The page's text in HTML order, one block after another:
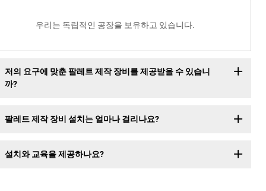
우리는 독립적인 공장을 보유하고 있습니다.
저의 요구에 맞춘 팔레트 제작 장비를 제공받을 수 있습니
까?
팔레트 제작 장비 설치는 얼마나 걸리나요?
설치와 교육을 제공하나요?